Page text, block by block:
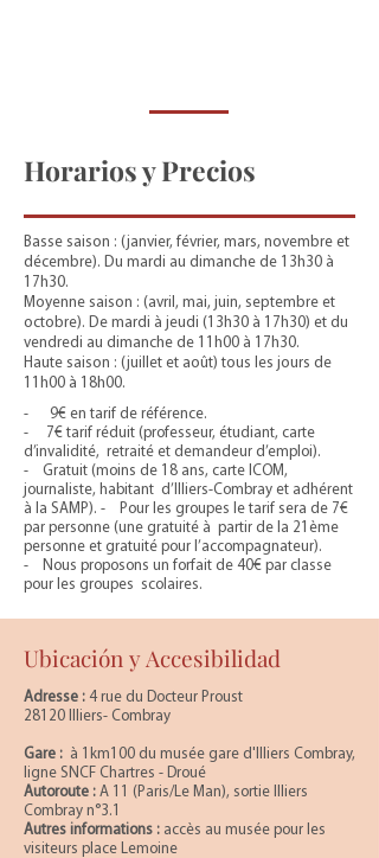
Horarios y Precios
Basse saison : (janvier, février, mars, novembre et
décembre). Du mardi au dimanche de 13h30 à
17h30.
Moyenne saison : (avril, mai, juin, septembre et
octobre). De mardi à jeudi (13h30 à 17h30) et du
vendredi au dimanche de 11h00 à 17h30.
Haute saison : (juillet et août) tous les jours de
11h00 à 18h00.
- 9€ en tarif de référence.
- 7€ tarif réduit (professeur, étudiant, carte
d’invalidité, retraité et demandeur d’emploi).
- Gratuit (moins de 18 ans, carte ICOM,
journaliste, habitant d’Illiers-Combray et adhérent
à la SAMP). - Pour les groupes le tarif sera de 7€
par personne (une gratuité à partir de la 21ème
personne et gratuité pour l’accompagnateur).
- Nous proposons un forfait de 40€ par classe
pour les groupes scolaires.
Ubicación y Accesibilidad
Adresse : 4 rue du Docteur Proust
28120 Illiers- Combray
Gare : à 1km100 du musée gare d'Illiers Combray,
ligne SNCF Chartres - Droué
Autoroute : A 11 (Paris/Le Man), sortie Illiers
Combray n°3.1
Autres informations : accès au musée pour les
visiteurs place Lemoine